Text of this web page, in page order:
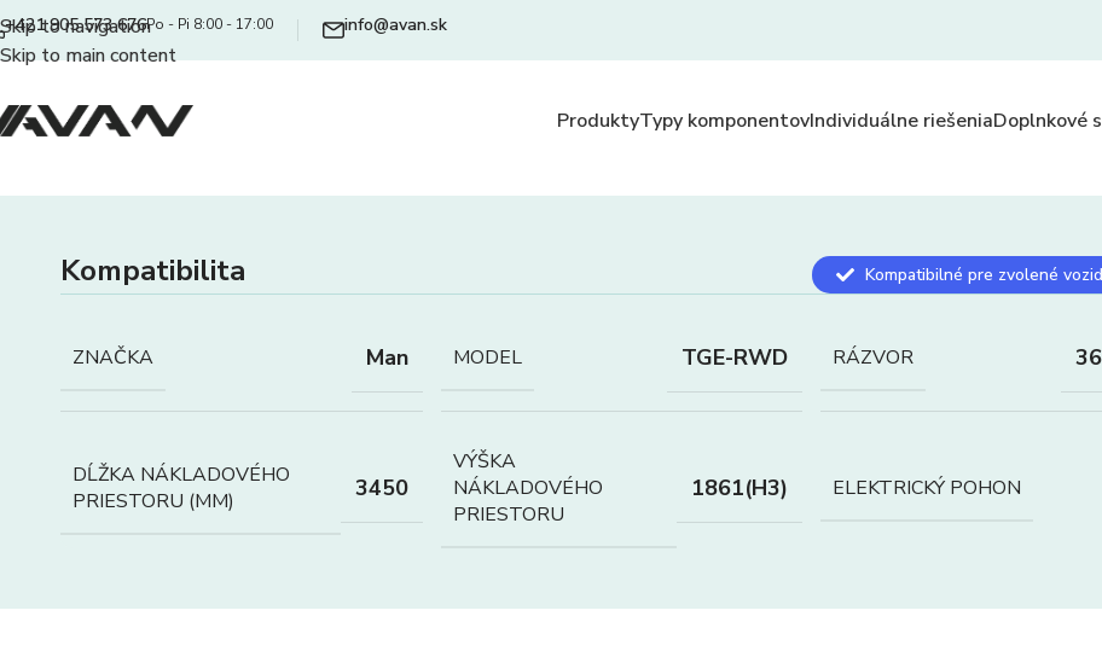
Skip to navigation
Skip to main content
+421 905 573 676Po - Pi 8:00 - 17:00 info@avan.sk
ProduktyTypy komponentovIndividuálne riešeniaDoplnkové
Kompatibilita Kompatibilné pre zvolené
ZNAČKA Man MODEL TGE-RWD RÁZVOR
DĹŽKA NÁKLADOVÉHO
PRIESTORU (MM)
3450
VÝŠKA
NÁKLADOVÉHO
PRIESTORU
1861(H3) ELEKTRICKÝ POHON